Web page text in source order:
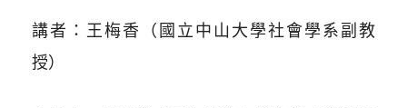
講者：王梅香（國立中山大學社會學系副教
授）